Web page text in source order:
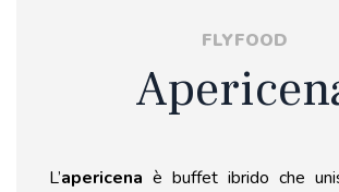
FLYFOOD
L’apericena è buffet ibrido che